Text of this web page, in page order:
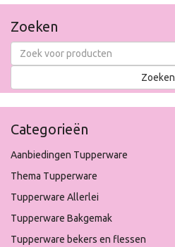
Zoeken
Categorieën
Aanbiedingen Tupperware
Thema Tupperware
Tupperware Allerlei
Tupperware Bakgemak
Tupperware bekers en flessen